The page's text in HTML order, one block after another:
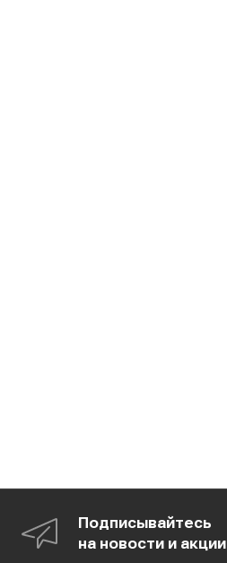
Подписывайтесь
на новости и акции